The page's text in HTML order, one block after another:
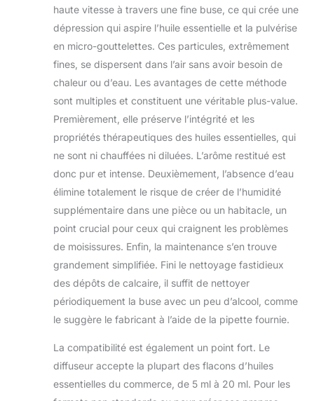
à conserver cette précieuse ressource
haute vitesse à travers une fine buse, ce qui crée une
dépression qui aspire l’huile essentielle et la pulvérise
en micro-gouttelettes. Ces particules, extrêmement
fines, se dispersent dans l’air sans avoir besoin de
chaleur ou d’eau. Les avantages de cette méthode
sont multiples et constituent une véritable plus-value.
Premièrement, elle préserve l’intégrité et les
propriétés thérapeutiques des huiles essentielles, qui
ne sont ni chauffées ni diluées. L’arôme restitué est
donc pur et intense. Deuxièmement, l’absence d’eau
élimine totalement le risque de créer de l’humidité
supplémentaire dans une pièce ou un habitacle, un
point crucial pour ceux qui craignent les problèmes
de moisissures. Enfin, la maintenance s’en trouve
grandement simplifiée. Fini le nettoyage fastidieux
des dépôts de calcaire, il suffit de nettoyer
périodiquement la buse avec un peu d’alcool, comme
le suggère le fabricant à l’aide de la pipette fournie.
La compatibilité est également un point fort. Le
diffuseur accepte la plupart des flacons d’huiles
essentielles du commerce, de 5 ml à 20 ml. Pour les